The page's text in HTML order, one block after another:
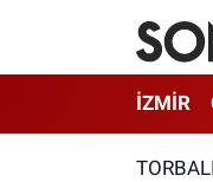
İZMİR
İzmir Nöbetçi